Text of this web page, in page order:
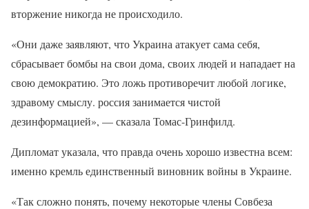
вторжение никогда не происходило.
«Они даже заявляют, что Украина атакует сама себя,
сбрасывает бомбы на свои дома, своих людей и нападает на
свою демократию. Это ложь противоречит любой логике,
здравому смыслу. россия занимается чистой
дезинформацией», — сказала Томас-Гринфилд.
Дипломат указала, что правда очень хорошо известна всем:
именно кремль единственный виновник войны в Украине.
«Так сложно понять, почему некоторые члены Совбеза